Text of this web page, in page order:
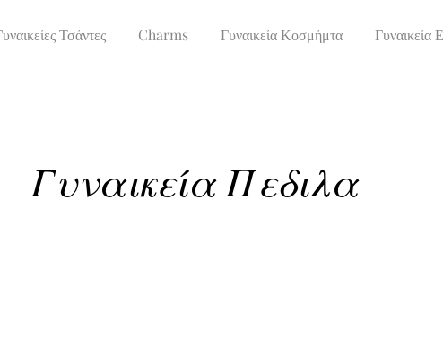
Τσάντες Charms Γυναικεία Κοσμήμτα Γυναικεία
Γυναικεία Πεδιλα